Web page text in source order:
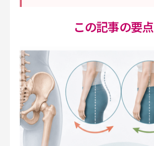
この記事の要点